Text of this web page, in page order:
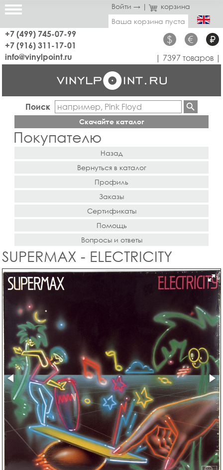
Войти → |
корзина
Ваша корзина пуста
+7 (499) 745-07-99
+7 (916) 311-17-01
$ € ₽
info@vinylpoint.ru | 7397 товаров |
Поиск
Скачайте каталог
Покупателю
Назад
Вернуться в каталог
Профиль
Заказы
Сертификаты
Помощь
Вопросы и ответы
SUPERMAX - ELECTRICITY